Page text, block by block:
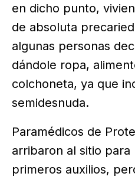
en dicho punto,
de absoluta
algunas personas
dándole ropa,
colchoneta, ya que
semidesnuda.
Paramédicos de
arribaron al sitio para
primeros auxilios,